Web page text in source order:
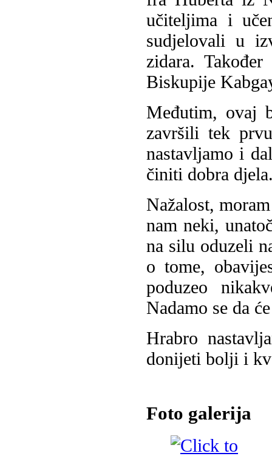
učiteljima i
sudjelovali u
zidara.
Biskupije
Međutim, ovaj
završili tek
nastavljamo i
činiti dobra
Nažalost,
nam neki,
na silu oduzeli
o tome,
poduzeo
Nadamo se da
Hrabro
donijeti bolji i
Foto galerija